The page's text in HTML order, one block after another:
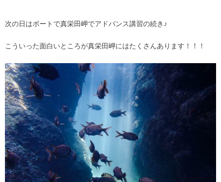
次の日はボートで真栄田岬でアドバンス講習の続き♪
こういった面白いところが真栄田岬にはたくさんあります！！！